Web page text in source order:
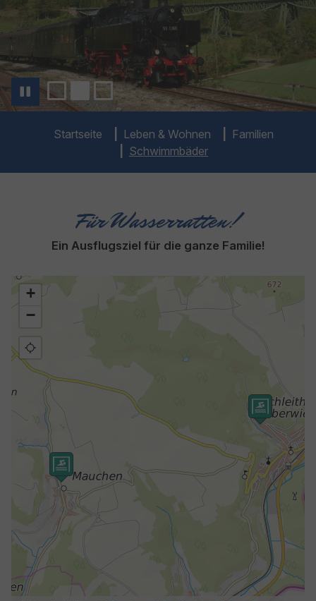
Startseite Leben & Wohnen
Familien
Schwimmbäder
Für Wasserratten!
Ein Ausflugsziel für die ganze Familie!